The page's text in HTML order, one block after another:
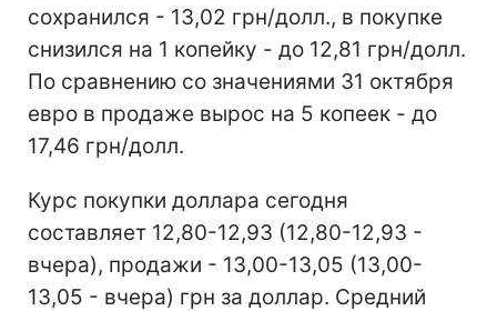
сохранился - 13,02 грн/долл., в покупке
снизился на 1 копейку - до 12,81 грн/долл.
По сравнению со значениями 31 октября
евро в продаже вырос на 5 копеек - до
17,46 грн/долл.
Курс покупки доллара сегодня
составляет 12,80-12,93 (12,80-12,93 -
вчера), продажи - 13,00-13,05 (13,00-
13,05 - вчера) грн за доллар. Средний